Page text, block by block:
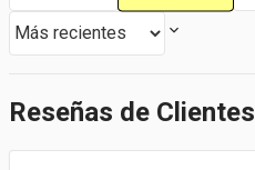
Reseñas de Clientes